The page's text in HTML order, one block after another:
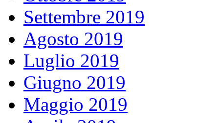
Settembre 2019
Agosto 2019
Luglio 2019
Giugno 2019
Maggio 2019